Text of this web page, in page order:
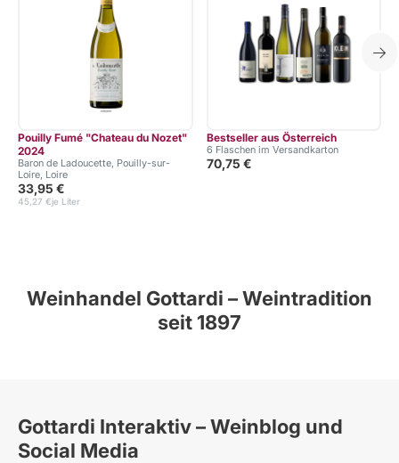
Pouilly Fumé "Chateau du Nozet"
2024
Baron de Ladoucette, Pouilly-sur-
Loire, Loire
33,95 €
je Liter
45,27 €
Bestseller aus Österreich
6 Flaschen im Versandkarton
70,75 €
Weinhandel Gottardi – Weintradition
seit 1897
Gottardi Interaktiv – Weinblog und
Social Media